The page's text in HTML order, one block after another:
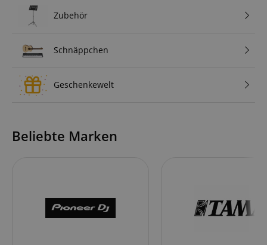
Zubehör
Schnäppchen
Geschenkewelt
Beliebte Marken